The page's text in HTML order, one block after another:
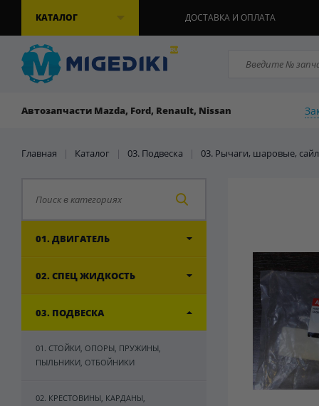
КАТАЛОГ ДОСТАВКА И ОПЛАТА
Автозапчасти Mazda, Ford, Renault, Nissan
Главная | Каталог | 03. Подвеска | 03. Рычаги, шаровые,
01. ДВИГАТЕЛЬ
02. СПЕЦ ЖИДКОСТЬ
03. ПОДВЕСКА
01. СТОЙКИ, ОПОРЫ, ПРУЖИНЫ,
ПЫЛЬНИКИ, ОТБОЙНИКИ
02. КРЕСТОВИНЫ, КАРДАНЫ,